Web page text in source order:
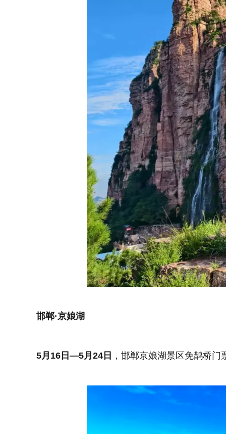
邯郸·京娘湖
5月16日—5月24日 ，邯郸京娘湖景区免鹊桥门